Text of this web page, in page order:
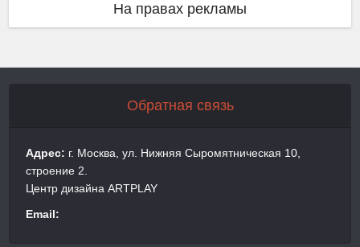
На правах рекламы
Обратная связь
Адрес: г. Москва, ул. Нижняя Сыромятническая 10,
строение 2.
Центр дизайна ARTPLAY
Email: